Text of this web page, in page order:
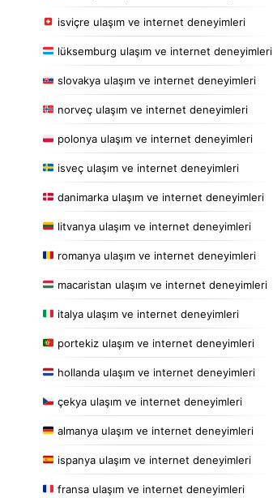
isviçre ulaşım ve internet deneyimleri
lüksemburg ulaşım ve internet deneyimleri
slovakya ulaşım ve internet deneyimleri
norveç ulaşım ve internet deneyimleri
polonya ulaşım ve internet deneyimleri
isveç ulaşım ve internet deneyimleri
danimarka ulaşım ve internet deneyimleri
litvanya ulaşım ve internet deneyimleri
romanya ulaşım ve internet deneyimleri
macaristan ulaşım ve internet deneyimleri
italya ulaşım ve internet deneyimleri
portekiz ulaşım ve internet deneyimleri
hollanda ulaşım ve internet deneyimleri
çekya ulaşım ve internet deneyimleri
almanya ulaşım ve internet deneyimleri
ispanya ulaşım ve internet deneyimleri
fransa ulaşım ve internet deneyimleri